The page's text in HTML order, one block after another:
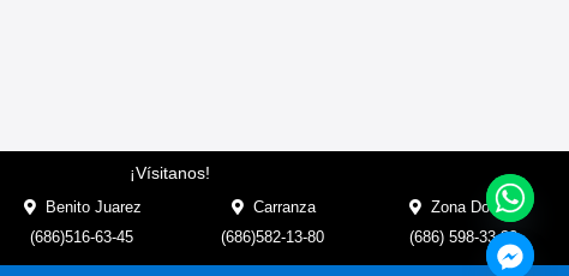
¡Vísitanos!
Benito Juarez
(686)516-63-45
Carranza
(686)582-13-80
Zona Dorada
(686) 598-33-33